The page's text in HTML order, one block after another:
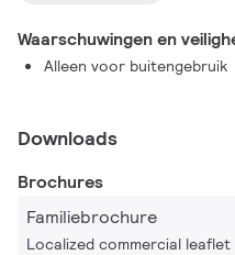
Waarschuwingen en
Alleen voor buitengebruik
Downloads
Brochures
Familiebrochure
Localized commercial leaflet